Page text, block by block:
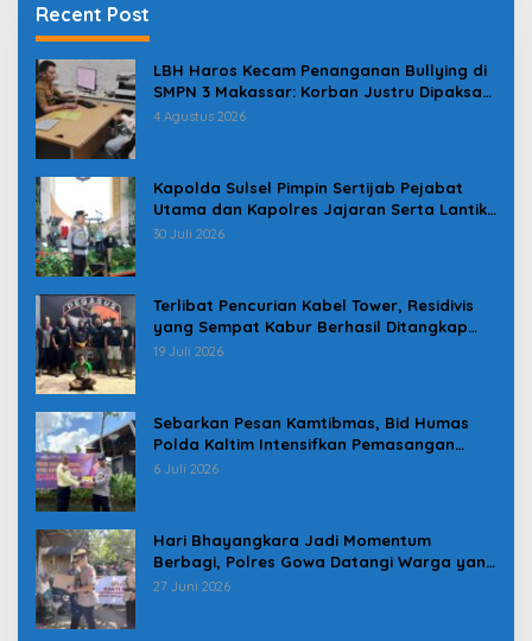
Recent Post
LBH Haros Kecam Penanganan Bullying di
SMPN 3 Makassar: Korban Justru Dipaksa
Pindah
4 Agustus 2026
Kapolda Sulsel Pimpin Sertijab Pejabat
Utama dan Kapolres Jajaran Serta Lantik
Karolog dan Kapolresta Gowa
30 Juli 2026
Terlibat Pencurian Kabel Tower, Residivis
yang Sempat Kabur Berhasil Ditangkap
Tim Gabungan di Jeneponto
19 Juli 2026
Sebarkan Pesan Kamtibmas, Bid Humas
Polda Kaltim Intensifkan Pemasangan
Spanduk serta Pembagian Stiker
6 Juli 2026
Hari Bhayangkara Jadi Momentum
Berbagi, Polres Gowa Datangi Warga yang
Membutuhkan
27 Juni 2026